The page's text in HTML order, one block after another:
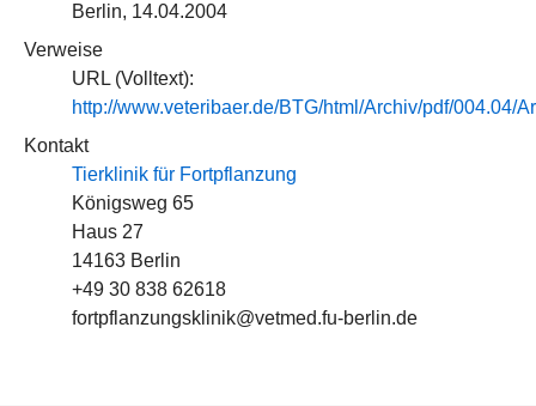
Berlin, 14.04.2004
Verweise
URL (Volltext):
http://www.veteribaer.de/BTG/html/Archiv/pdf/004.04/
Kontakt
Tierklinik für Fortpflanzung
Königsweg 65
Haus 27
14163 Berlin
+49 30 838 62618
fortpflanzungsklinik@vetmed.fu-berlin.de